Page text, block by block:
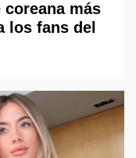
más
los fans del